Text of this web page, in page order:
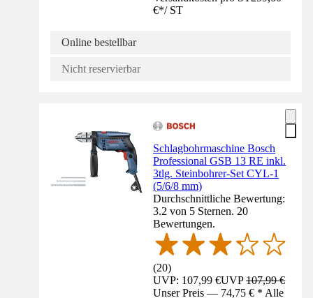
€*/ ST
Online bestellbar
Nicht reservierbar
Schlagbohrmaschine Bosch
Professional GSB 13 RE inkl.
3tlg. Steinbohrer-Set CYL-1
(5/6/8 mm)
Durchschnittliche Bewertung:
3.2 von 5 Sternen. 20
Bewertungen.
(20)
UVP: 107,99 €UVP107,99 €
Unser Preis — 74,75 € * Alle